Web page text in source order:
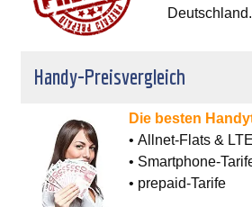
Deutschland.
Handy-Preisvergleich
Die besten
• Allnet-Flats & LTE
• Smartphone-
• prepaid-Tarife